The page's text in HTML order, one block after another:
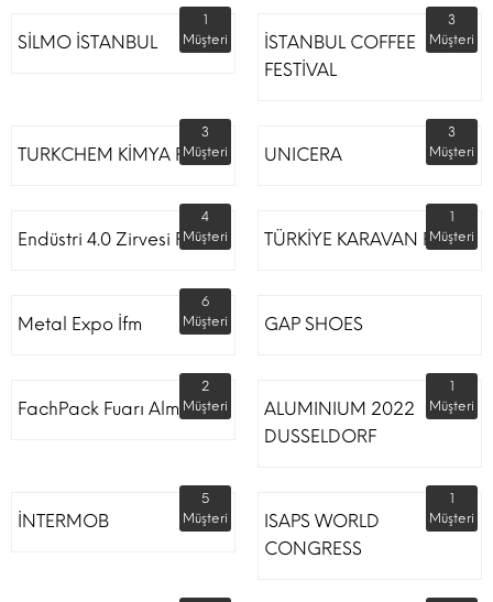
SİLMO İSTANBUL
1
Müşteri
İSTANBUL COFFEE
FESTİVAL
3
Müşteri
TURKCHEM KİMYA FUARI
3
Müşteri
UNICERA
3
Müşteri
Endüstri 4.0 Zirvesi Fuarı
4
Müşteri
TÜRKİYE KARAVAN FUARI
1
Müşteri
Metal Expo İfm
6
Müşteri
GAP SHOES
FachPack Fuarı Almanya
2
Müşteri
ALUMINIUM 2022
DUSSELDORF
1
Müşteri
İNTERMOB
5
Müşteri
ISAPS WORLD
CONGRESS
1
Müşteri